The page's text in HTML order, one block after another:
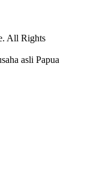
All Rights
asli Papua